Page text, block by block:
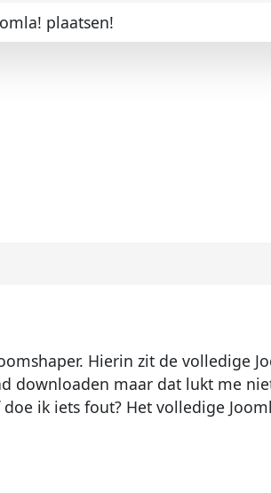
plaatsen!
Hierin zit de volledige
downloaden maar dat lukt me
ik iets fout? Het volledige